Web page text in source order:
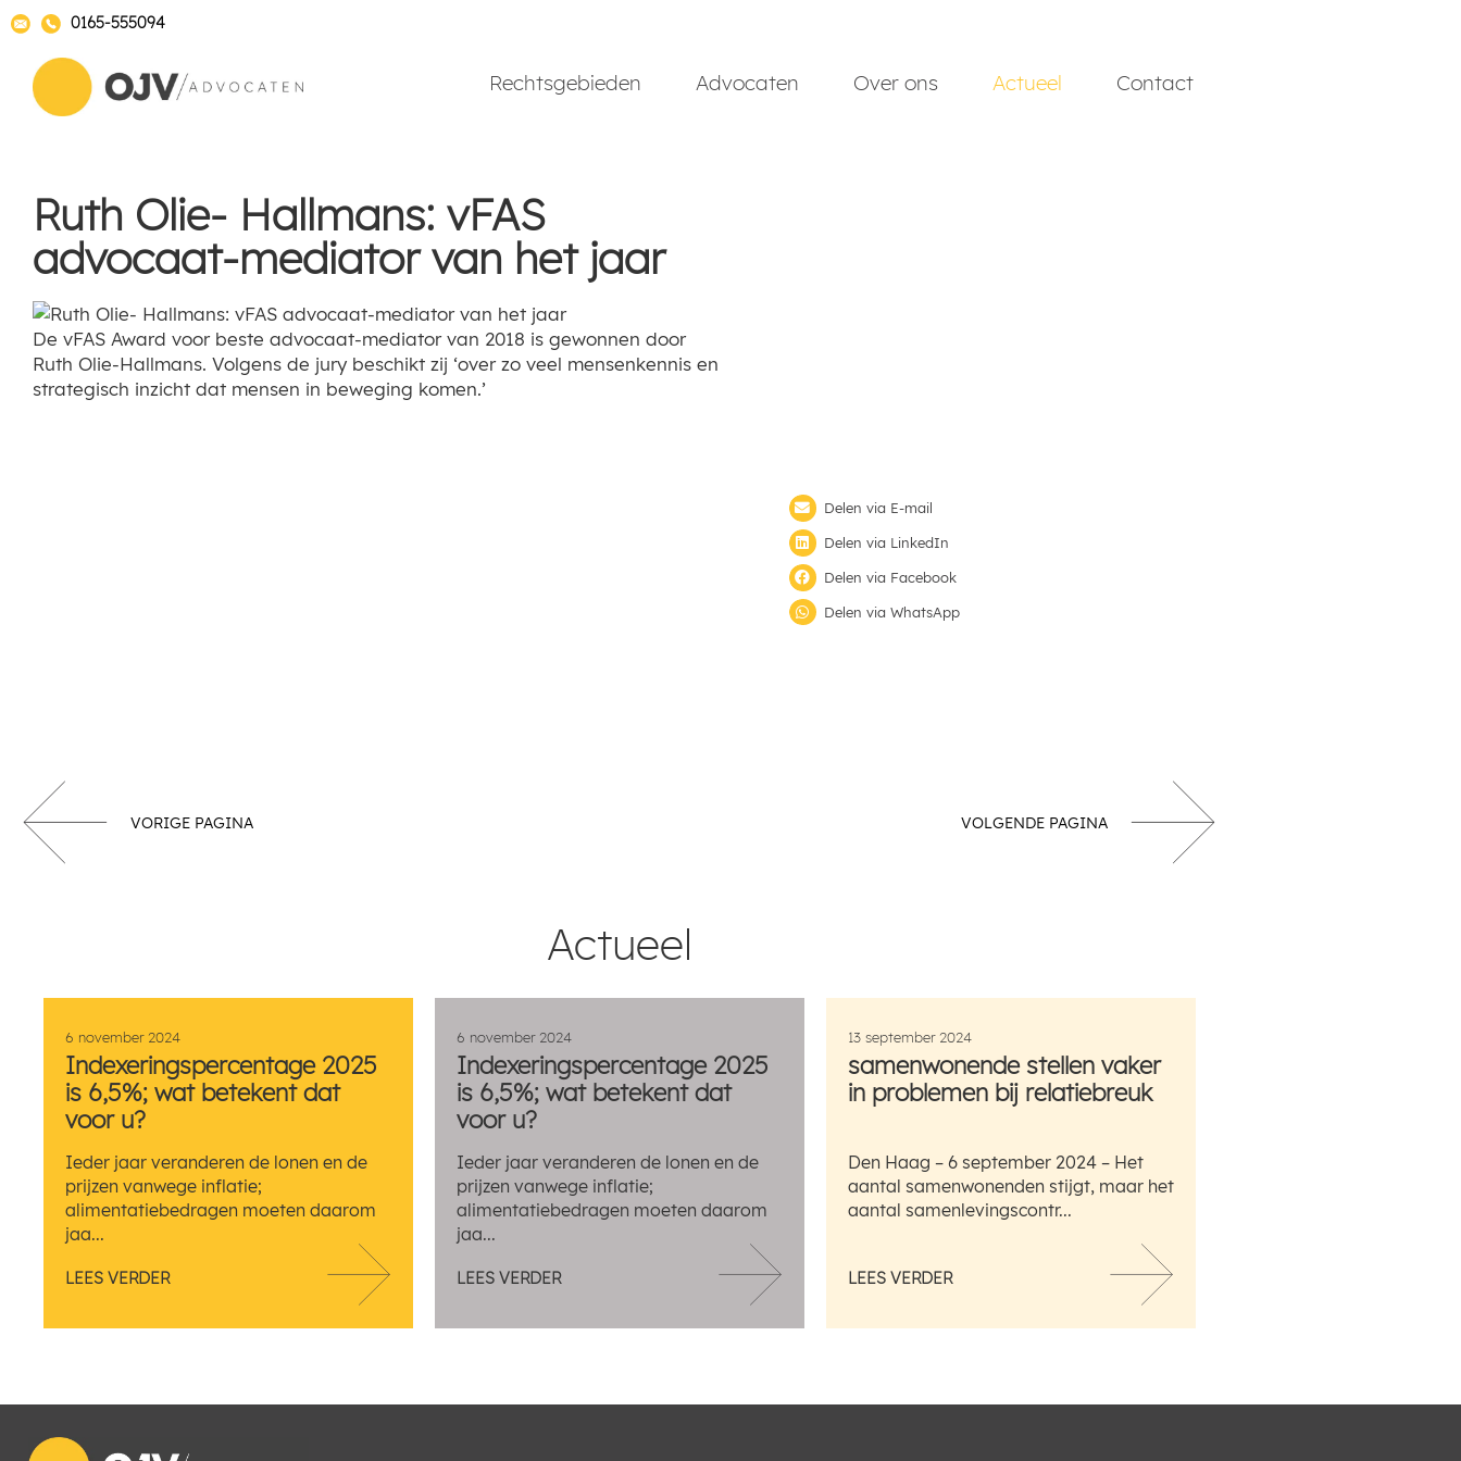
0165-555094
Rechtsgebieden Advocaten Over ons Actueel Contact
Ruth Olie- Hallmans: vFAS
advocaat-mediator van het jaar
De vFAS Award voor beste advocaat-mediator van 2018 is gewonnen door
Ruth Olie-Hallmans. Volgens de jury beschikt zij ‘over zo veel mensenkennis en
strategisch inzicht dat mensen in beweging komen.’
Delen via E-mail
Delen via LinkedIn
Delen via Facebook
Delen via WhatsApp
VORIGE PAGINA VOLGENDE PAGINA
Actueel
6 november 2024
Indexeringspercentage 2025
is 6,5%; wat betekent dat
voor u?
Ieder jaar veranderen de lonen en de
prijzen vanwege inflatie;
alimentatiebedragen moeten daarom
jaa...
LEES VERDER
6 november 2024
Indexeringspercentage 2025
is 6,5%; wat betekent dat
voor u?
Ieder jaar veranderen de lonen en de
prijzen vanwege inflatie;
alimentatiebedragen moeten daarom
jaa...
LEES VERDER
13 september 2024
samenwonende stellen vaker
in problemen bij relatiebreuk
Den Haag – 6 september 2024 – Het
aantal samenwonenden stijgt, maar het
aantal samenlevingscontr...
LEES VERDER